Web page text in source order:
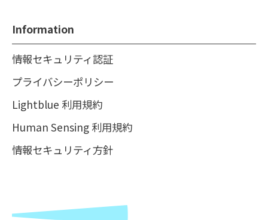
Information
情報セキュリティ認証
プライバシーポリシー
Lightblue 利用規約
Human Sensing 利用規約
情報セキュリティ方針